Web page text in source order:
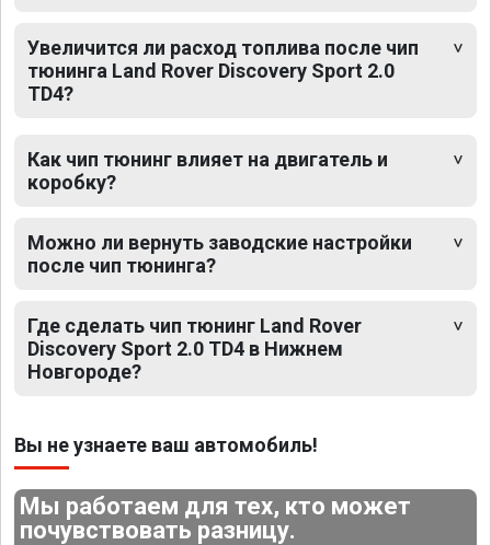
Увеличится ли расход топлива после чип
тюнинга Land Rover Discovery Sport 2.0
TD4?
Как чип тюнинг влияет на двигатель и
коробку?
Можно ли вернуть заводские настройки
после чип тюнинга?
Где сделать чип тюнинг Land Rover
Discovery Sport 2.0 TD4 в Нижнем
Новгороде?
Вы не узнаете ваш автомобиль!
Мы работаем для тех, кто может
почувствовать разницу.